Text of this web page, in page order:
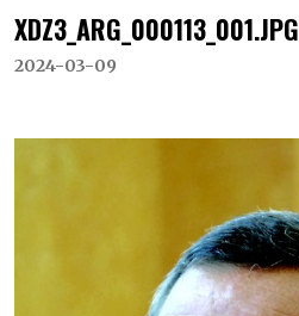
XDZ3_ARG_000113_001.JPG
2024-03-09